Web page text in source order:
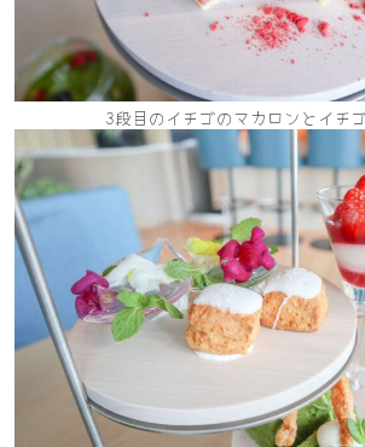
3段目のイチゴのマカロンとイチ